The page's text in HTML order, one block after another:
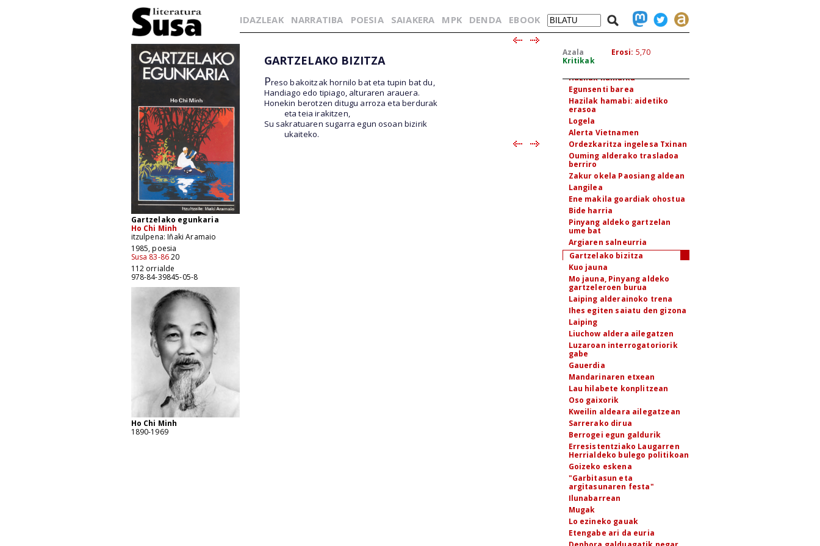
Gartzelako egunkaria
Ho Chi Minh
itzulpena: Iñaki Aramaio
1985, poesia
Susa 83-8620
112 orrialde
978-84-39845-05-8
Ho Chi Minh
1890-1969
IDAZLEAK NARRATIBA POESIA SAIAKERA MPK DENDA EBOOK
Azala
Kritikak
Erosi: 5,70
Lagun bat gogoan
Instantzia bat lagunarentzat
Hazteria
Arroza xehetzen
Hazilak hamaika
Egunsenti barea
Hazilak hamabi: aidetiko
erasoa
Logela
Alerta Vietnamen
Ordezkaritza ingelesa Txinan
Ouming alderako trasladoa
berriro
Zakur okela Paosiang aldean
Langilea
Ene makila goardiak ohostua
Bide harria
Pinyang aldeko gartzelan
ume bat
Argiaren salneurria
Gartzelako bizitza
Kuo jauna
Mo jauna, Pinyang aldeko
gartzeleroen burua
Laiping alderainoko trena
Ihes egiten saiatu den gizona
Laiping
Liuchow aldera ailegatzen
Luzaroan interrogatoriorik
gabe
Gauerdia
Mandarinaren etxean
Lau hilabete konplitzean
Oso gaixorik
Kweilin aldeara ailegatzean
Sarrerako dirua
Berrogei egun galdurik
Erresistentziako Laugarren
Herrialdeko bulego politikoan
Goizeko eskena
"Garbitasun eta
argitasunaren festa"
Ilunabarrean
Mugak
Lo ezineko gauak
Etengabe ari da euria
GARTZELAKO BIZITZA
Preso bakoitzak hornilo bat eta tupin bat du,
Handiago edo tipiago, alturaren arauera.
Honekin berotzen ditugu arroza eta berdurak
eta teia irakitzen,
Su sakratuaren sugarra egun osoan bizirik
ukaiteko.